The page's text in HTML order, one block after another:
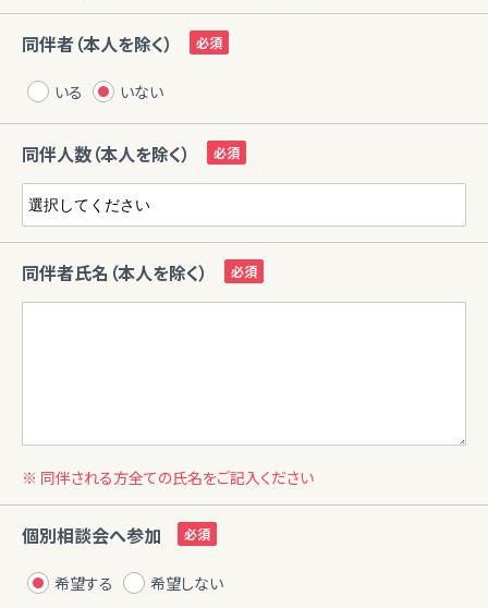
同伴者（本人を除く）
いる いない
同伴人数（本人を除く）
同伴者氏名（本人を除く）
※ 同伴される方全ての氏名をご記入ください
個別相談会へ参加
希望する
希望しない